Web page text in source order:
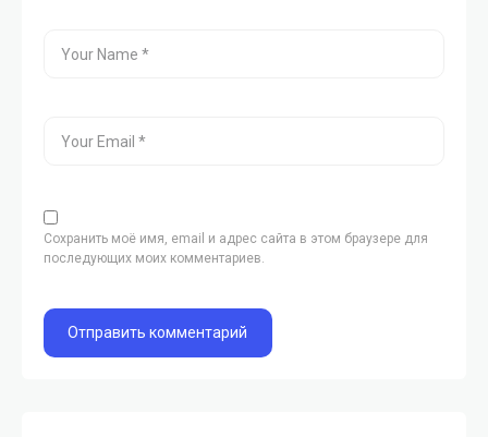
Сохранить моё имя, email и адрес сайта в этом браузере для
последующих моих комментариев.